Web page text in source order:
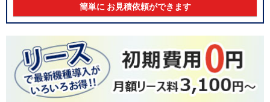
簡単に お見積依頼ができます